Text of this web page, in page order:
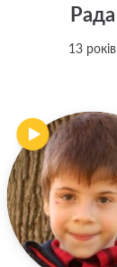
Рада
13 років